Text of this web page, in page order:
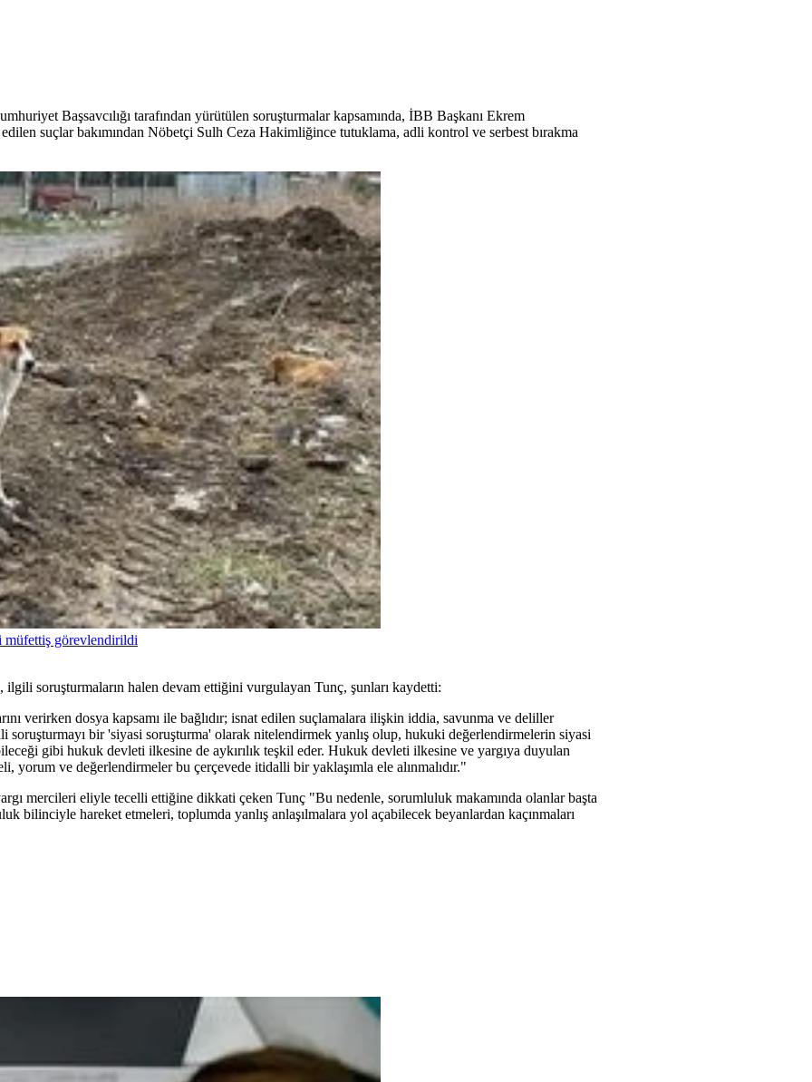
Başsavcılığı tarafından yürütülen soruşturmalar kapsamında, İBB Başkanı Ekrem
suçlar bakımından Nöbetçi Sulh Ceza Hakimliğince tutuklama, adli kontrol ve serbest bırakma
müfettiş görevlendirildi
soruşturmaların halen devam ettiğini vurgulayan Tunç, şunları kaydetti:
verirken dosya kapsamı ile bağlıdır; isnat edilen suçlamalara ilişkin iddia, savunma ve deliller
bir 'siyasi soruşturma' olarak nitelendirmek yanlış olup, hukuki değerlendirmelerin siyasi
gibi hukuk devleti ilkesine de aykırılık teşkil eder. Hukuk devleti ilkesine ve yargıya duyulan
yorum ve değerlendirmeler bu çerçevede itidalli bir yaklaşımla ele alınmalıdır."
mercileri eliyle tecelli ettiğine dikkati çeken Tunç "Bu nedenle, sorumluluk makamında olanlar başta
bilinciyle hareket etmeleri, toplumda yanlış anlaşılmalara yol açabilecek beyanlardan kaçınmaları